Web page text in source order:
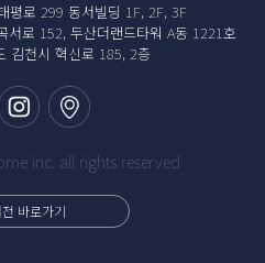
평로 299 동서빌딩 1F, 2F, 3F
서로 152, 두산더랜드타워 A동 1221호
김천시 혁신로 185, 2층
inc. all rights reserved
전 바로가기